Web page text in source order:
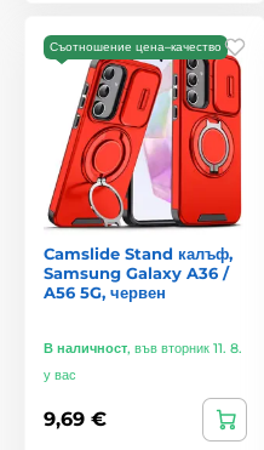
Съотношение цена–качество
Camslide Stand калъф,
Samsung Galaxy A36 /
A56 5G, червен
В наличност, във вторник 11. 8.
у вас
9,69 €